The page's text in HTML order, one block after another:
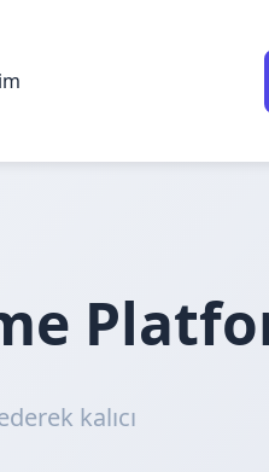
kalıcı